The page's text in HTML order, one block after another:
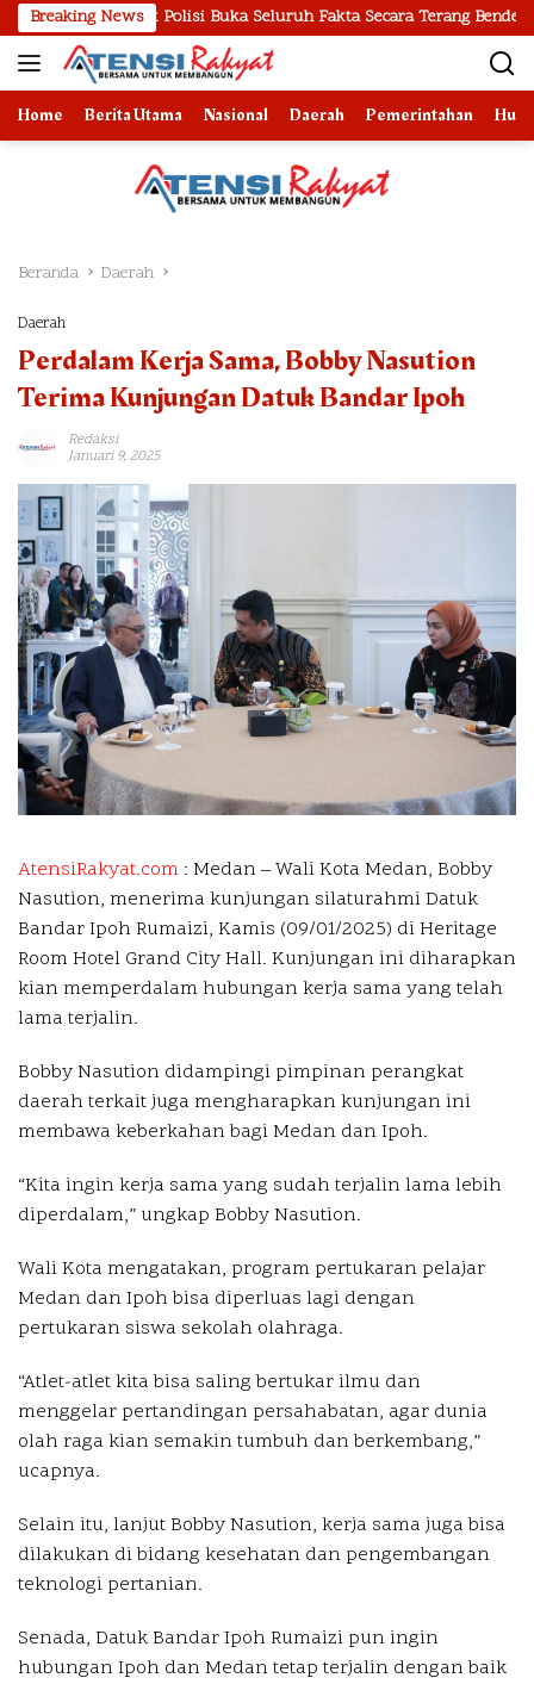
Langsung
ke
konten
Breaking News
Polisi Buka Seluruh Fakta Secara Terang Benderang
Home Berita Utama Nasional Daerah Pemerintahan
Beranda Daerah
Daerah
Perdalam Kerja Sama, Bobby Nasution
Terima Kunjungan Datuk Bandar Ipoh
Redaksi
Januari 9, 2025
AtensiRakyat.com : Medan –Wali Kota Medan, Bobby
Nasution, menerima kunjungan silaturahmi Datuk
Bandar Ipoh Rumaizi, Kamis (09/01/2025) di Heritage
Room Hotel Grand City Hall. Kunjungan ini diharapkan
kian memperdalam hubungan kerja sama yang telah
lama terjalin.
Bobby Nasution didampingi pimpinan perangkat
daerah terkait juga mengharapkan kunjungan ini
membawa keberkahan bagi Medan dan Ipoh.
“Kita ingin kerja sama yang sudah terjalin lama lebih
diperdalam,” ungkap Bobby Nasution.
Wali Kota mengatakan, program pertukaran pelajar
Medan dan Ipoh bisa diperluas lagi dengan
pertukaran siswa sekolah olahraga.
“Atlet-atlet kita bisa saling bertukar ilmu dan
menggelar pertandingan persahabatan, agar dunia
olah raga kian semakin tumbuh dan berkembang,”
ucapnya.
Selain itu, lanjut Bobby Nasution, kerja sama juga bisa
dilakukan di bidang kesehatan dan pengembangan
teknologi pertanian.
Senada, Datuk Bandar Ipoh Rumaizi pun ingin
hubungan Ipoh dan Medan tetap terjalin dengan baik